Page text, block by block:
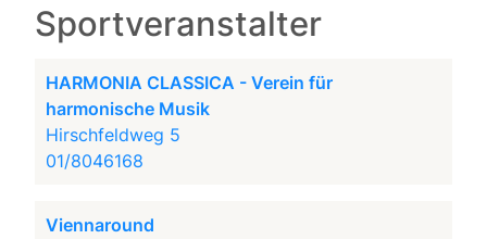
Sportveranstalter
HARMONIA CLASSICA - Verein für
harmonische Musik
Hirschfeldweg 5
01/8046168
Viennaround